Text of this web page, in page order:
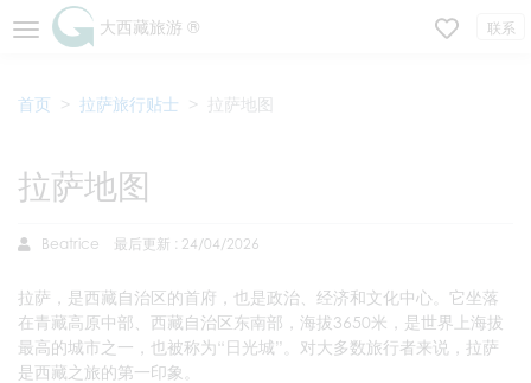
大西藏旅游 ® 联系
首页 拉萨旅行贴士 拉萨地图
拉萨地图
Beatrice 最后更新 : 24/04/2026
拉萨，是西藏自治区的首府，也是政治、经济和文化中心。它坐落
在青藏高原中部、西藏自治区东南部，海拔3650米，是世界上海拔
最高的城市之一，也被称为“日光城”。对大多数旅行者来说，拉萨
是西藏之旅的第一印象。